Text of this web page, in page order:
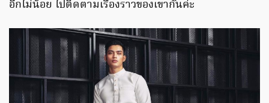
อีกไม่น้อย ไปติดตามเรื่องราวของเขากันค่ะ